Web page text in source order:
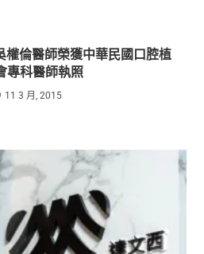
權倫醫師榮獲中華民國口腔植
專科醫師執照
11 3 月, 2015